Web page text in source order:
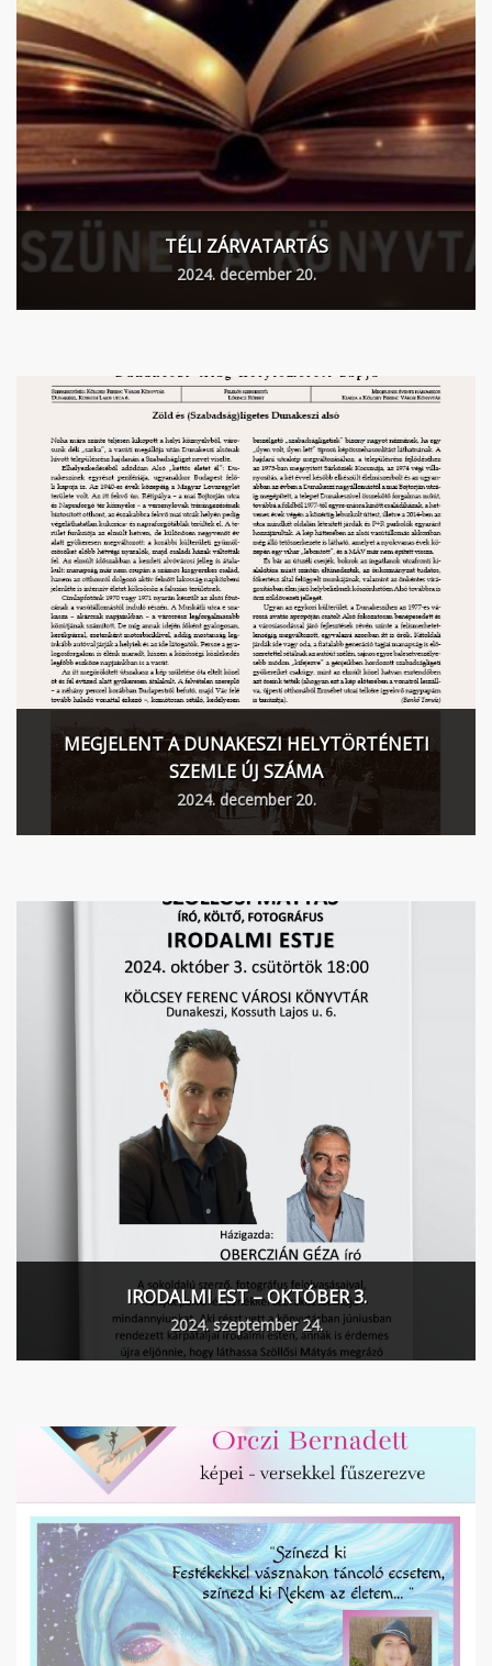
TÉLI ZÁRVATARTÁS
2024. december 20.
MEGJELENT A DUNAKESZI HELYTÖRTÉNETI
SZEMLE ÚJ SZÁMA
2024. december 20.
IRODALMI EST – OKTÓBER 3.
2024. szeptember 24.